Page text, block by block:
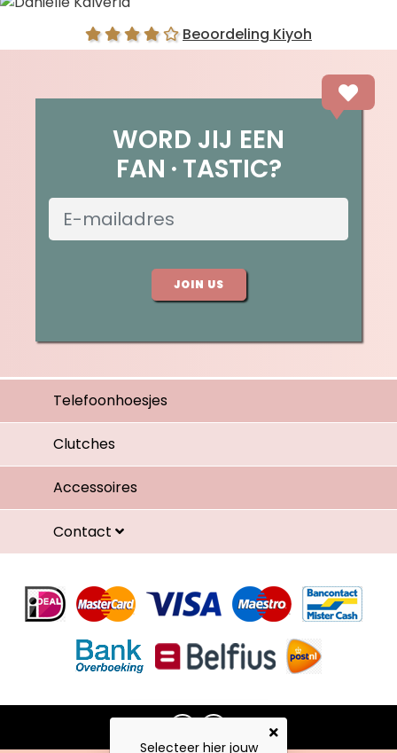
Beoordeling Kiyoh
WORD JIJ EEN
FAN TASTIC?
JOIN US
Telefoonhoesjes
Clutches
Accessoires
Contact
Selecteer hier jouw